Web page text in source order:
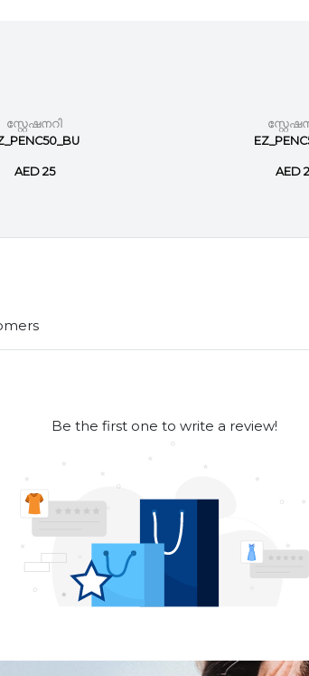
സ്റ്റേഷനറി
AED 25 AED
Be the first one to write a review!